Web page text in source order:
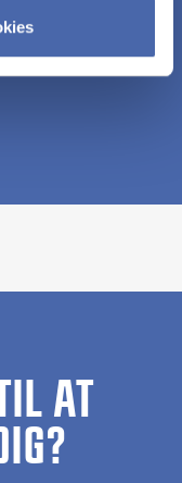
der ligger bag
AT